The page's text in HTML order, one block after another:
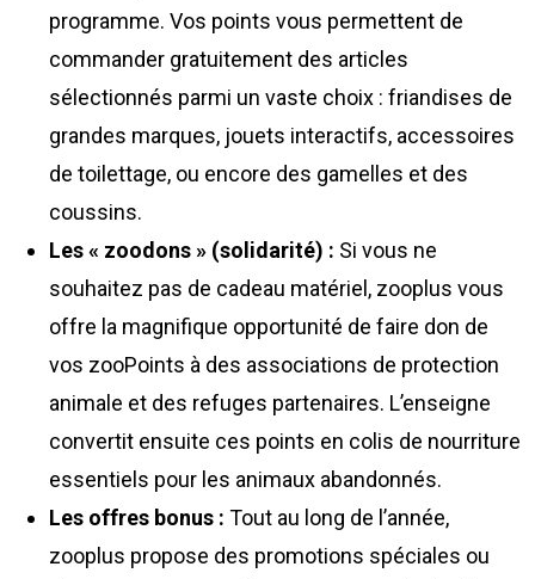
programme. Vos points vous permettent de
commander gratuitement des articles
sélectionnés parmi un vaste choix : friandises de
grandes marques, jouets interactifs, accessoires
de toilettage, ou encore des gamelles et des
coussins.
Les « zoodons » (solidarité) : Si vous ne
souhaitez pas de cadeau matériel, zooplus vous
offre la magnifique opportunité de faire don de
vos zooPoints à des associations de protection
animale et des refuges partenaires. L’enseigne
convertit ensuite ces points en colis de nourriture
essentiels pour les animaux abandonnés.
Les offres bonus : Tout au long de l’année,
zooplus propose des promotions spéciales ou